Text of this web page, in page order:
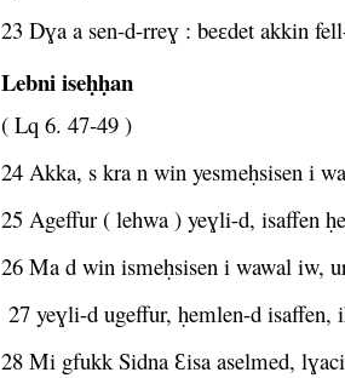
23 Dɣa a sen-d-rreɣ : beɛdet akkin
Lebni iseḥḥan
( Lq 6. 47-49 )
24 Akka, s kra n win yesmeḥsisen i
25 Ageffur ( lehwa ) yeɣli-d, isaffen
26 Ma d win ismeḥsisen i wawal iw,
27 yeɣli-d ugeffur, ḥemlen-d isaffen,
28 Mi gfukk Sidna Ɛisa aselmed,